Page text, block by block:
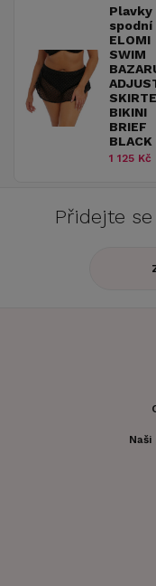
Plavky
spodní
ELOMI
SWIM
BIKINI
BRIEF
BLACK
1 125 Kč
Přidejte